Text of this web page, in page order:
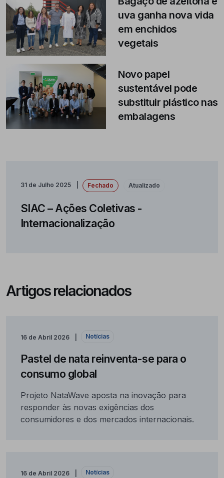
uva ganha nova vida
em enchidos
vegetais
Novo papel
sustentável pode
substituir plástico nas
embalagens
31 de Julho 2025 Fechado Atualizado
SIAC – Ações Coletivas -
Internacionalização
Artigos relacionados
16 de Abril 2026 Notícias
Pastel de nata reinventa-se para o
consumo global
Projeto NataWave aposta na inovação para
responder às novas exigências dos
consumidores e dos mercados internacionais.
16 de Abril 2026 Notícias